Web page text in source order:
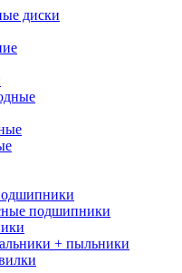
диски
подшипники
+ пыльники